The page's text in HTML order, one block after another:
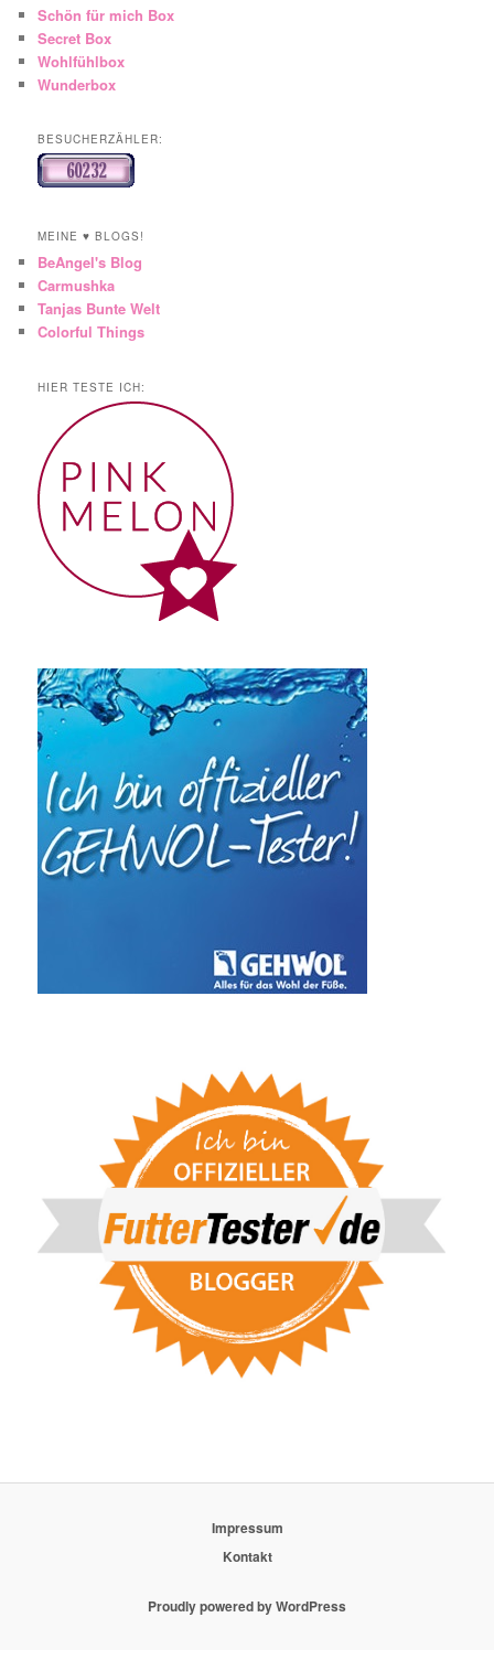
Schön für mich Box
Secret Box
Wohlfühlbox
Wunderbox
BESUCHERZÄHLER:
MEINE ♥ BLOGS!
BeAngel's Blog
Carmushka
Tanjas Bunte Welt
Colorful Things
HIER TESTE ICH:
Impressum
Kontakt
Proudly powered by WordPress